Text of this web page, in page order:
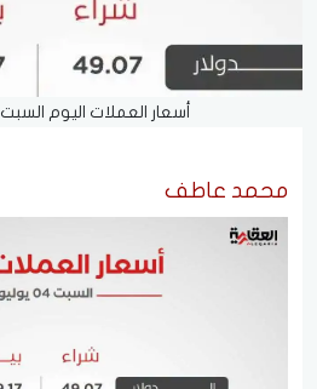
أسعار العملات اليوم السبت 4 يوليو 2026
محمد عاطف